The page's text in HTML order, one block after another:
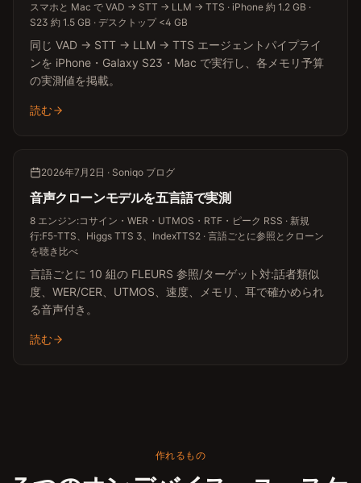
スマホと Mac で VAD → STT → LLM → TTS · iPhone 約 1.2 GB ·
S23 約 1.5 GB · デスクトップ <4 GB
同じ VAD → STT → LLM → TTS エージェントパイプライ
ンを iPhone・Galaxy S23・Mac で実行し、各メモリ予算
の実測値を掲載。
読む
2026年7月2日 · Soniqo ブログ
音声クローンモデルを五言語で実測
8 エンジン:コサイン・WER・UTMOS・RTF・ピーク RSS · 新規
行:F5-TTS、Higgs TTS 3、IndexTTS2 · 言語ごとに参照とクローン
を聴き比べ
言語ごとに 10 組の FLEURS 参照/ターゲット対:話者類似
度、WER/CER、UTMOS、速度、メモリ、耳で確かめられ
る音声付き。
読む
作れるもの